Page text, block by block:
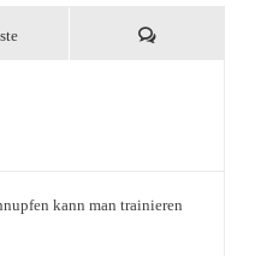
Kommentare
kann man trainieren